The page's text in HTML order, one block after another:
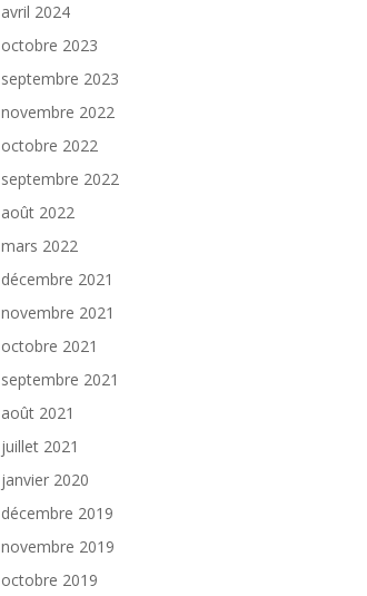
avril 2024
octobre 2023
septembre 2023
novembre 2022
octobre 2022
septembre 2022
août 2022
mars 2022
décembre 2021
novembre 2021
octobre 2021
septembre 2021
août 2021
juillet 2021
janvier 2020
décembre 2019
novembre 2019
octobre 2019